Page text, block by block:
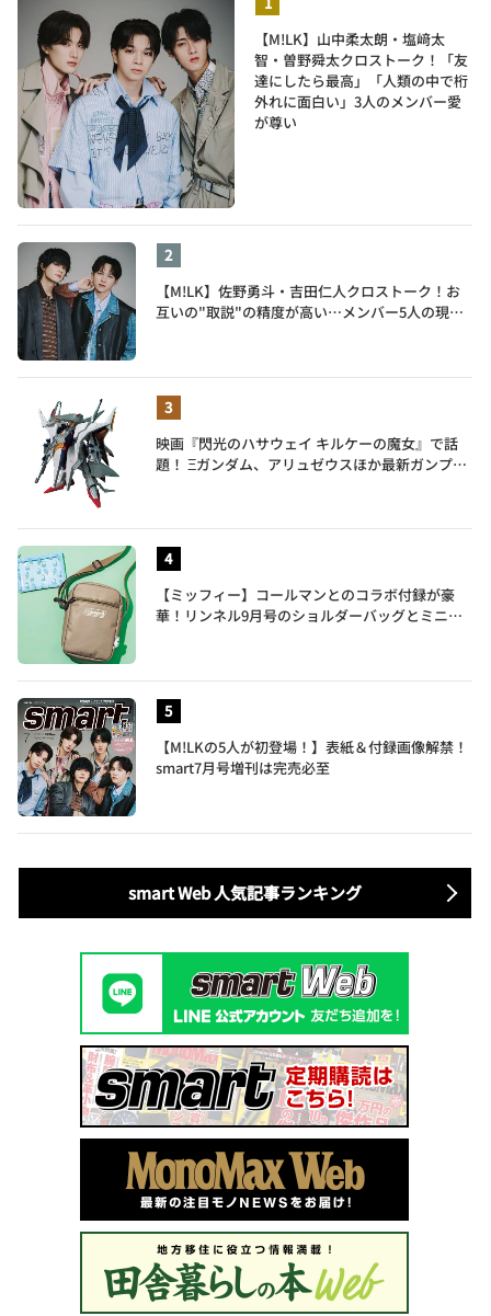
【M!LK】山中柔太朗・塩﨑太
智・曽野舜太クロストーク！「友
達にしたら最高」「人類の中で桁
外れに面白い」3人のメンバー愛
が尊い
【M!LK】佐野勇斗・吉田仁人クロストーク！お
互いの"取説"の精度が高い…メンバー5人の現在
映画『閃光のハサウェイ キルケーの魔女』で話
題！ Ξガンダム、アリュゼウスほか最新ガンプラ
【ミッフィー】コールマンとのコラボ付録が豪
華！リンネル9月号のショルダーバッグとミニリ
【M!LKの5人が初登場！】表紙＆付録画像解禁！
smart7月号増刊は完売必至
smart Web 人気記事ランキング